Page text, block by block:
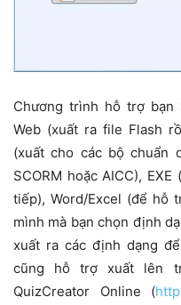
Chương trình hỗ trợ
Web (xuất ra file Flash
(xuất cho các bộ
SCORM hoặc AICC),
tiếp), Word/Excel (để hỗ
mình mà bạn chọn định
xuất ra các định dạng
cũng hỗ trợ xuất lên
QuizCreator Online (